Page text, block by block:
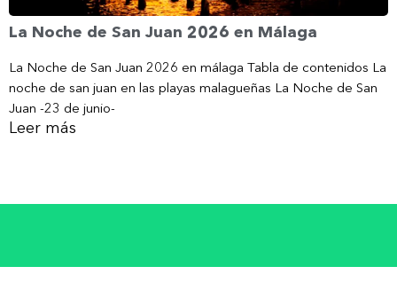
La Noche de San Juan 2026 en Málaga
La Noche de San Juan 2026 en málaga Tabla de contenidos La
noche de san juan en las playas malagueñas La Noche de San
Juan -23 de junio-
Leer más